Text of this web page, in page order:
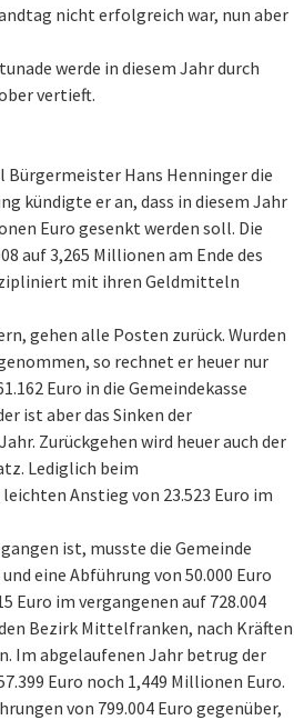
nicht erfolgreich war, nun aber
werde in diesem Jahr durch
vertieft.
Bürgermeister Hans Henninger die
kündigte er an, dass in diesem Jahr
Euro gesenkt werden soll. Die
auf 3,265 Millionen am Ende des
mit ihren Geldmitteln
gehen alle Posten zurück. Wurden
so rechnet er heuer nur
Euro in die Gemeindekasse
ist aber das Sinken der
Zurückgehen wird heuer auch der
Lediglich beim
Anstieg von 23.523 Euro im
ist, musste die Gemeinde
eine Abführung von 50.000 Euro
Euro im vergangenen auf 728.004
Bezirk Mittelfranken, nach Kräften
Im abgelaufenen Jahr betrug der
Euro noch 1,449 Millionen Euro.
von 799.004 Euro gegenüber,